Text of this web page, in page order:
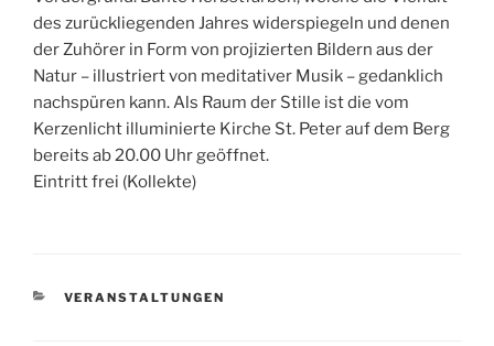
des zurückliegenden Jahres widerspiegeln und denen
der Zuhörer in Form von projizierten Bildern aus der
Natur – illustriert von meditativer Musik – gedanklich
nachspüren kann. Als Raum der Stille ist die vom
Kerzenlicht illuminierte Kirche St. Peter auf dem Berg
bereits ab 20.00 Uhr geöffnet.
Eintritt frei (Kollekte)
KATEGORIEN
VERANSTALTUNGEN